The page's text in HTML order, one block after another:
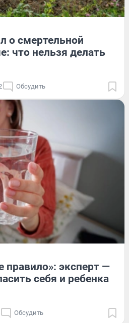
о смертельной
что нельзя делать
Обсудить
правило»: эксперт —
себя и ребенка
Обсудить